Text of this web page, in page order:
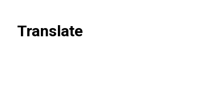
Translate